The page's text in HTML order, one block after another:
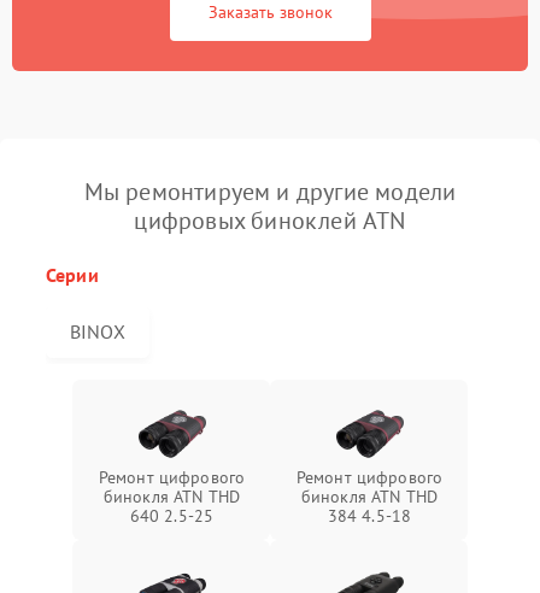
Заказать звонок
Мы ремонтируем и другие модели
цифровых биноклей ATN
Серии
BINOX
Ремонт цифрового
бинокля ATN THD
640 2.5-25
Ремонт цифрового
бинокля ATN THD
384 4.5-18